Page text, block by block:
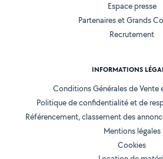
Espace presse
Partenaires et Grands
Recrutement
INFORMATIONS
Conditions Générales de
Politique de confidentialité et de
Référencement, classement des
Mentions légales
Cookies